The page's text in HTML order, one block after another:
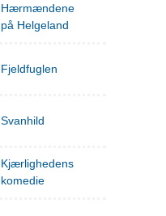
Hærmændene
på Helgeland
Fjeldfuglen
Svanhild
Kjærlighedens
komedie